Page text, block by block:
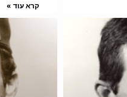
קרא עוד »